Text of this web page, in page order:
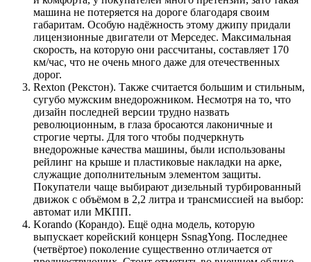
машина не потеряется на дороге благодаря своим
габаритам. Особую надёжность этому джипу придали
лицензионные двигатели от Мерседес. Максимальная
скорость, на которую они рассчитаны, составляет 170
км/час, что не очень много даже для отечественных
дорог.
Rexton (Рекстон). Также считается большим и стильным,
сугубо мужским внедорожником. Несмотря на то, что
дизайн последней версии трудно назвать
революционным, в глаза бросаются лаконичные и
строгие черты. Для того чтобы подчеркнуть
внедорожные качества машины, были использованы
рейлинг на крыше и пластиковые накладки на арке,
служащие дополнительным элементом защиты.
Покупатели чаще выбирают дизельный турбированный
движок с объёмом в 2,2 литра и трансмиссией на выбор:
автомат или МКПП.
Korando (Корандо). Ещё одна модель, которую
выпускает корейский концерн SsnagYong. Последнее
(четвёртое) поколение существенно отличается от